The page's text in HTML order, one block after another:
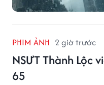
PHIM ẢNH 2 giờ trước
NSƯT Thành Lộc
65